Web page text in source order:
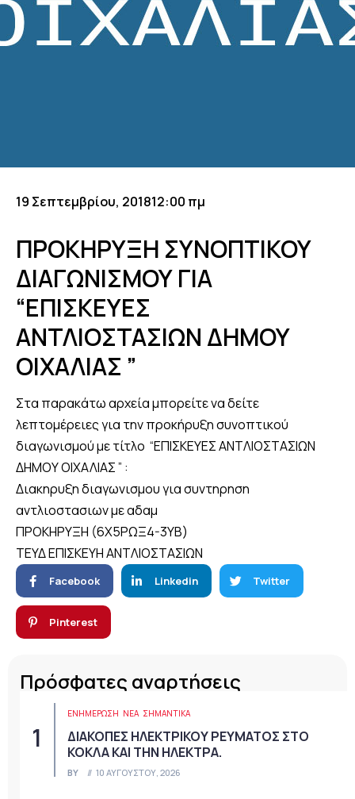
19 Σεπτεμβρίου, 201812:00 πμ
ΠΡΟΚΗΡΥΞΗ ΣΥΝΟΠΤΙΚΟΥ
ΔΙΑΓΩΝΙΣΜΟΥ ΓΙΑ
“ΕΠΙΣΚΕΥΕΣ
ΑΝΤΛΙΟΣΤΑΣΙΩΝ ΔΗΜΟΥ
ΟΙΧΑΛΙΑΣ ”
Στα παρακάτω αρχεία μπορείτε να δείτε
λεπτομέρειες για την προκήρυξη συνοπτικού
διαγωνισμού με τίτλο “ΕΠΙΣΚΕΥΕΣ ΑΝΤΛΙΟΣΤΑΣΙΩΝ
ΔΗΜΟΥ ΟΙΧΑΛΙΑΣ ” :
Διακηρυξη διαγωνισμου για συντηρηση
αντλιοστασιων με αδαμ
ΠΡΟΚΗΡΥΞΗ (6Χ5ΡΩΞ4-3ΥΒ)
ΤΕΥΔ ΕΠΙΣΚΕΥΗ ΑΝΤΛΙΟΣΤΑΣΙΩΝ
Facebook Linkedin Twitter
Pinterest
Πρόσφατες αναρτήσεις
ΕΝΗΜΕΡΩΣΗ ΝΈΑ ΣΗΜΑΝΤΙΚΆ
ΔΙΑΚΟΠΕΣ ΗΛΕΚΤΡΙΚΟΥ ΡΕΥΜΑΤΟΣ ΣΤΟ
ΚΟΚΛΑ ΚΑΙ ΤΗΝ ΗΛΕΚΤΡΑ.
BY 10 ΑΥΓΟΎΣΤΟΥ, 2026